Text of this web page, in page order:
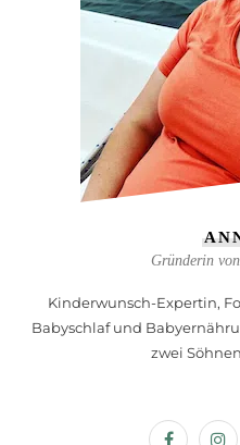
Gründerin
Kinderwunsch-Expertin,
Babyschlaf und
zwei Söhnen